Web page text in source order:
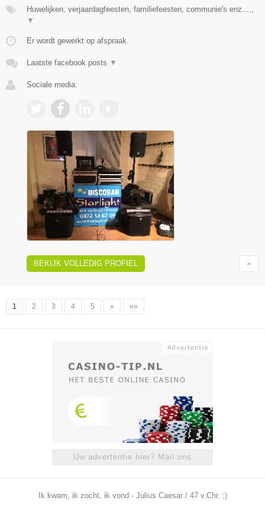
Huwelijken, verjaardagfeesten, familiefeesten, communie's enz....,
▼
Er wordt gewerkt op afspraak.
Laatste facebook posts ▼
Sociale media:
BEKIJK VOLLEDIG PROFIEL
1 2 3 4 5 » »»
Uw advertentie hier? Mail ons
Ik kwam, ik zocht, ik vond - Julius Caesar / 47 v.Chr. ;)